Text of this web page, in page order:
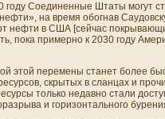
году Соединенные Штаты могут
на время обогнав
нефти в США [сейчас
пока примерно к 2030 году
этой перемены станет более
скрытых в сланцах и
только недавно стали
и горизонтального